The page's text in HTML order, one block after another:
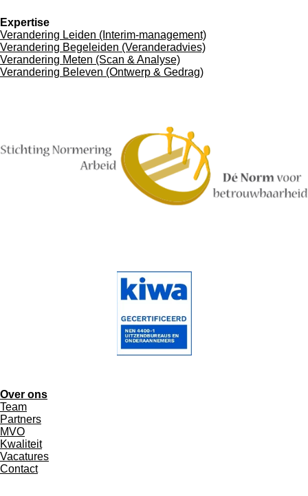
e
d
I
n
Expertise
Verandering Leiden (Interim-management)
Verandering Begeleiden (Veranderadvies)
Verandering Meten (Scan & Analyse)
Verandering Beleven (Ontwerp & Gedrag)
Over ons
Team
Partners
MVO
Kwaliteit
Vacatures
Contact